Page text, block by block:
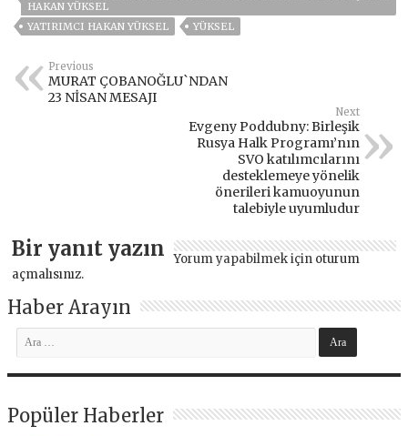
HAKAN YÜKSEL
YATIRIMCI HAKAN YÜKSEL
YÜKSEL
Previous
MURAT ÇOBANOĞLU`NDAN
23 NİSAN MESAJI
Next
Evgeny Poddubny: Birleşik
Rusya Halk Programı’nın
SVO katılımcılarını
desteklemeye yönelik
önerileri kamuoyunun
talebiyle uyumludur
Bir yanıt yazın Yorum yapabilmek için oturum
açmalısınız.
Haber Arayın
Popüler Haberler